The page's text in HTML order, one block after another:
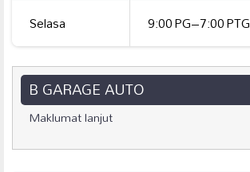
Selasa
9:00 PG–7:00 PTG
B GARAGE AUTO
Maklumat lanjut